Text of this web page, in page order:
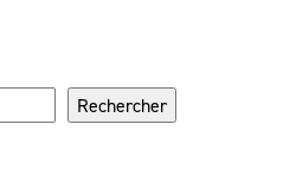
Rechercher